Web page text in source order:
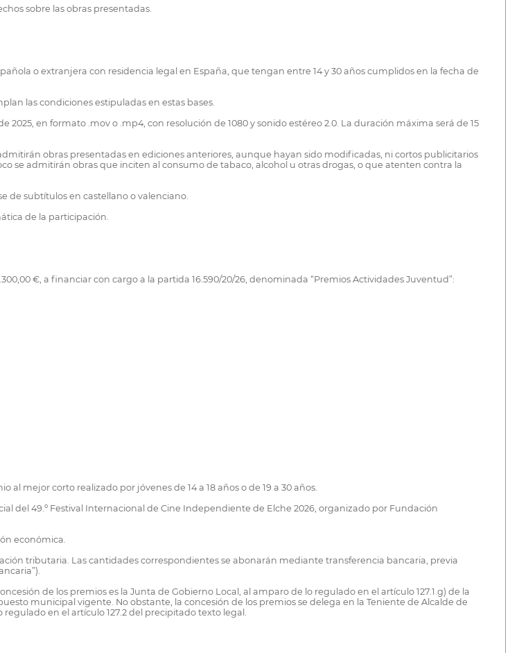
sobre las obras presentadas.
o extranjera con residencia legal en España, que tengan entre 14 y 30 años cumplidos en la fecha de
las condiciones estipuladas en estas bases.
en formato .mov o .mp4, con resolución de 1080 y sonido estéreo 2.0. La duración máxima será de 15
obras presentadas en ediciones anteriores, aunque hayan sido modificadas, ni cortos publicitarios
se admitirán obras que inciten al consumo de tabaco, alcohol u otras drogas, o que atenten contra la
de subtítulos en castellano o valenciano.
de la participación.
€, a financiar con cargo a la partida 16.590/20/26, denominada “Premios Actividades Juventud”:
mejor corto realizado por jóvenes de 14 a 18 años o de 19 a 30 años.
del 49.º Festival Internacional de Cine Independiente de Elche 2026, organizado por Fundación
económica.
tributaria. Las cantidades correspondientes se abonarán mediante transferencia bancaria, previa
de los premios es la Junta de Gobierno Local, al amparo de lo regulado en el artículo 127.1.g) de la
municipal vigente. No obstante, la concesión de los premios se delega en la Teniente de Alcalde de
en el artículo 127.2 del precipitado texto legal.